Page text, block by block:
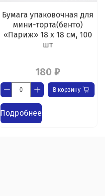
Бумага упаковочная для
мини-торта(бенто)
«Париж» 18 х 18 см, 100
шт
180 ₽
В корзину
Подробнее